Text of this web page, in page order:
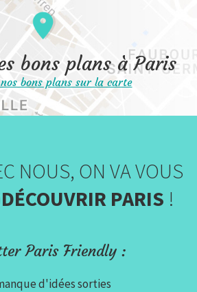
bons plans à Paris
nos bons plans sur la carte
NOUS, ON VA VOUS
PARIS !
Paris Friendly :
d'idées sorties